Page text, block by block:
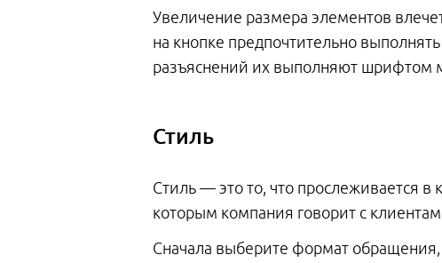
Увеличение размера элементов
на кнопке предпочтительно
разъяснений их выполняют шрифтом
Стиль
Стиль — это то, что прослеживается в
которым компания говорит с
Сначала выберите формат